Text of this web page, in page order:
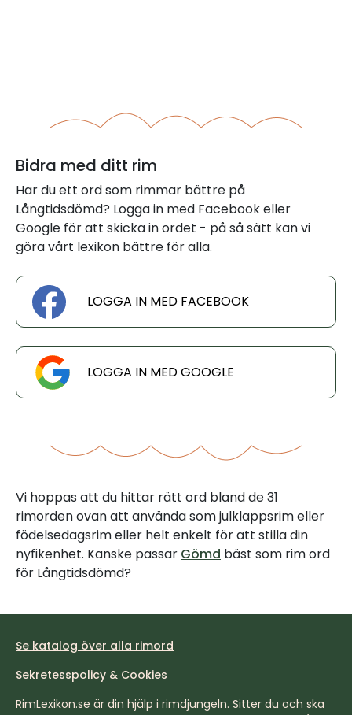
Bidra med ditt rim
Har du ett ord som rimmar bättre på
Långtidsdömd? Logga in med Facebook eller
Google för att skicka in ordet - på så sätt kan vi
göra vårt lexikon bättre för alla.
LOGGA IN MED FACEBOOK
LOGGA IN MED GOOGLE
Vi hoppas att du hittar rätt ord bland de 31
rimorden ovan att använda som julklappsrim eller
födelsedagsrim eller helt enkelt för att stilla din
nyfikenhet. Kanske passar Gömd bäst som rim ord
för Långtidsdömd?
Se katalog över alla rimord
Sekretesspolicy & Cookies
RimLexikon.se är din hjälp i rimdjungeln. Sitter du och ska